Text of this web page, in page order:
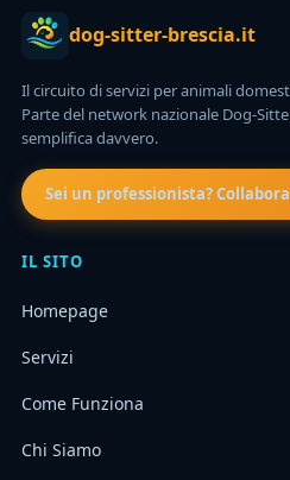
dog-sitter-brescia.it
Il circuito di servizi per animali
Parte del network nazionale Dog-
semplifica davvero.
Sei un professionista?
IL SITO
Homepage
Servizi
Come Funziona
Chi Siamo